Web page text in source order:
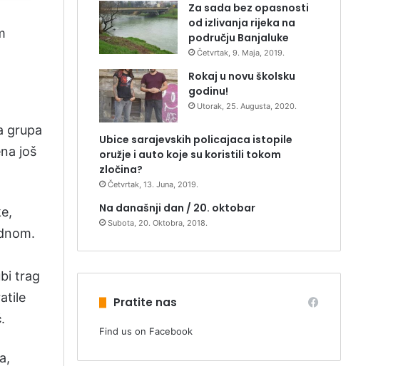
grupa
još
trag
.
Za sada bez opasnosti
od izlivanja rijeka na
području Banjaluke
Četvrtak, 9. Maja, 2019.
Rokaj u novu školsku
godinu!
Utorak, 25. Augusta, 2020.
Ubice sarajevskih policajaca istopile
oružje i auto koje su koristili tokom
zločina?
Četvrtak, 13. Juna, 2019.
Na današnji dan / 20. oktobar
Subota, 20. Oktobra, 2018.
Pratite nas
Find us on Facebook